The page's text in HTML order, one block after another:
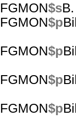
FGMON$s
FGMON$p
FGMON$p
FGMON$p
FGMON$p